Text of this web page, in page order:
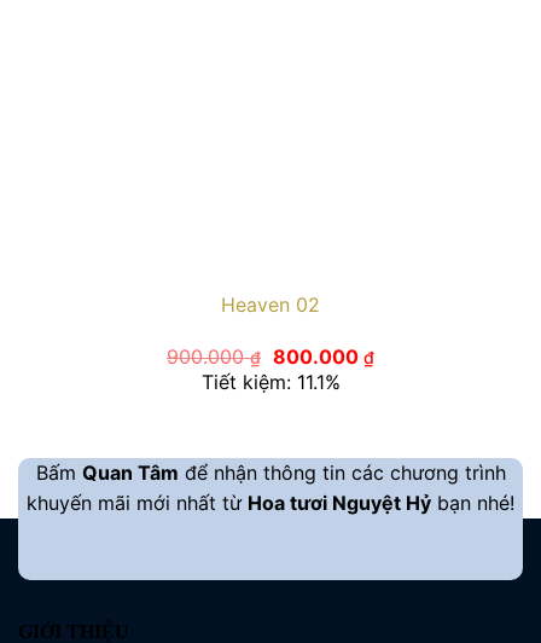
Heaven 02
900.000₫ Giá
gốc
là:
800.000 ₫Giá
hiện
Tiết kiệm: 11.1%
Bấm Quan Tâm để nhận thông tin các chương trình
khuyến mãi mới nhất từ Hoa tươi Nguyệt Hỷ bạn nhé!
GIỚI THIỆU